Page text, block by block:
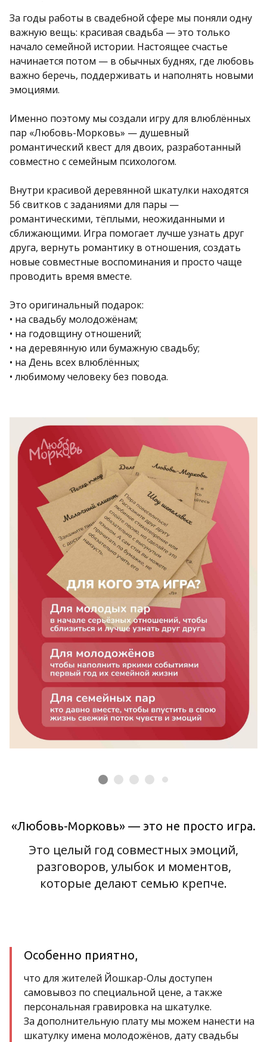
За годы работы в свадебной сфере мы поняли одну
важную вещь: красивая свадьба — это только
начало семейной истории. Настоящее счастье
начинается потом — в обычных буднях, где любовь
важно беречь, поддерживать и наполнять новыми
эмоциями.
Именно поэтому мы создали игру для влюблённых
пар «Любовь-Морковь» — душевный
романтический квест для двоих, разработанный
совместно с семейным психологом.
Внутри красивой деревянной шкатулки находятся
56 свитков с заданиями для пары —
романтическими, тёплыми, неожиданными и
сближающими. Игра помогает лучше узнать друг
друга, вернуть романтику в отношения, создать
новые совместные воспоминания и просто чаще
проводить время вместе.
Это оригинальный подарок:
• на свадьбу молодожёнам;
• на годовщину отношений;
• на деревянную или бумажную свадьбу;
• на День всех влюблённых;
• любимому человеку без повода.
«Любовь-Морковь» — это не просто игра.
Это целый год совместных эмоций,
разговоров, улыбок и моментов,
которые делают семью крепче.
Особенно приятно,
что для жителей Йошкар-Олы доступен
самовывоз по специальной цене, а также
персональная гравировка на шкатулке.
За дополнительную плату мы можем нанести на
шкатулку имена молодожёнов, дату свадьбы